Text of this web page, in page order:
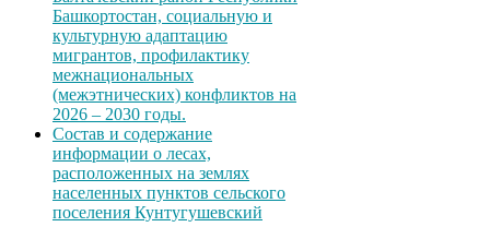
Башкортостан, социальную и
культурную адаптацию
мигрантов, профилактику
межнациональных
(межэтнических) конфликтов на
2026 – 2030 годы.
Состав и содержание
информации о лесах,
расположенных на землях
населенных пунктов сельского
поселения Кунтугушевский